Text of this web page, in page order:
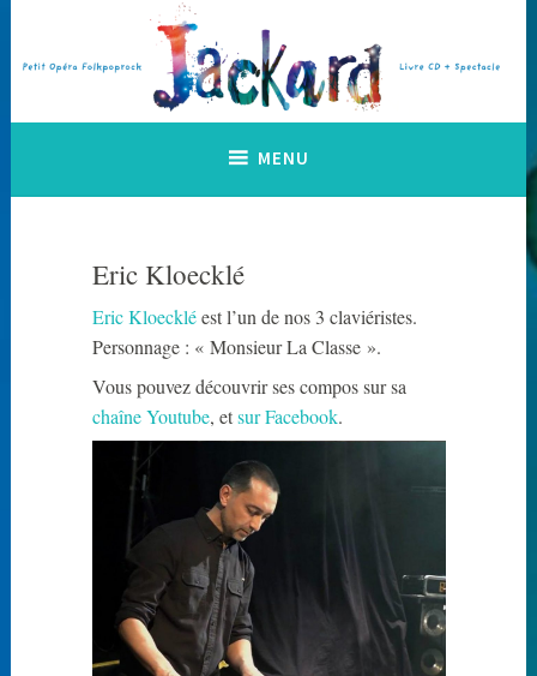
contenu
MENU
Eric Kloecklé
Eric Kloeckléest l’un de nos 3 claviéristes.
Personnage : « Monsieur La Classe ».
Vous pouvez découvrir ses compos sur sa
chaîne Youtube, etsur Facebook.